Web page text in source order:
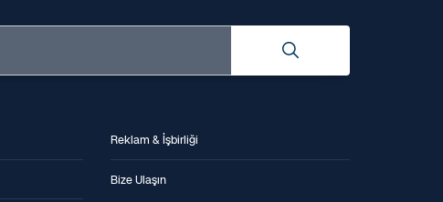
Reklam & İşbirliği
Bize Ulaşın